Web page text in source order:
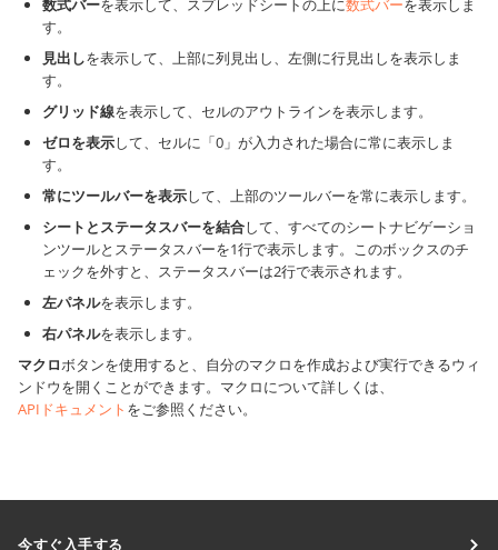
数式バーを表示して、スプレッドシートの上に数式バーを表示しま
す。
見出しを表示して、上部に列見出し、左側に行見出しを表示しま
す。
グリッド線を表示して、セルのアウトラインを表示します。
ゼロを表示して、セルに「0」が入力された場合に常に表示しま
す。
常にツールバーを表示して、上部のツールバーを常に表示します。
シートとステータスバーを結合して、すべてのシートナビゲーショ
ンツールとステータスバーを1行で表示します。このボックスのチ
ェックを外すと、ステータスバーは2行で表示されます。
左パネルを表示します。
右パネルを表示します。
マクロボタンを使用すると、自分のマクロを作成および実行できるウィ
ンドウを開くことができます。マクロについて詳しくは、
APIドキュメント をご参照ください。
今すぐ入手する